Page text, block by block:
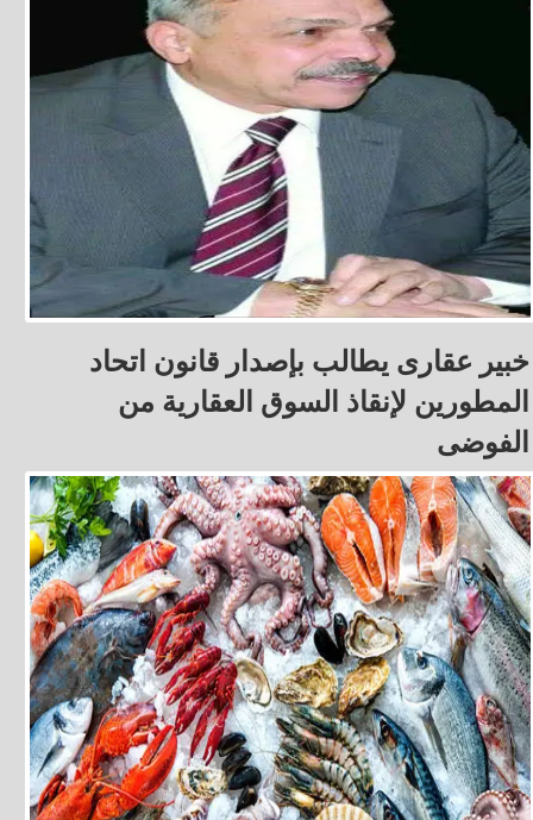
خبير عقارى يطالب بإصدار قانون اتحاد
المطورين لإنقاذ السوق العقارية من
الفوضى